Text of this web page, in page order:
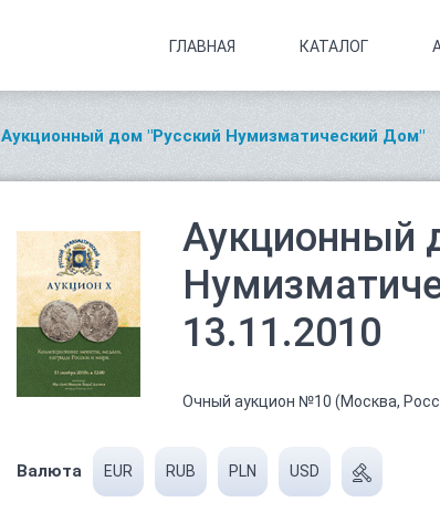
ГЛАВНАЯ КАТАЛОГ
Аукционный дом "Русский Нумизматический Дом"
Аукционный
13.11.2010
Очный аукцион №10 (Москва,
Валюта EUR RUB PLN USD